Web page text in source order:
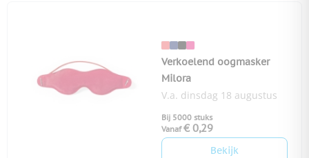
Verkoelend oogmasker
Milora
V.a. dinsdag 18 augustus
Bij 5000 stuks
Vanaf € 0,29
Bekijk